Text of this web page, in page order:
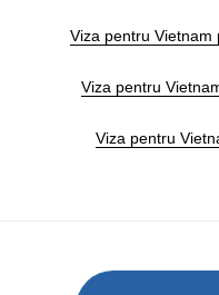
Viza pentru Vietnam
Viza pentru
Viza pentru